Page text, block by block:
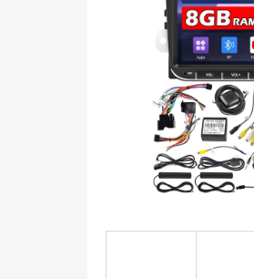
hviezdičiek.